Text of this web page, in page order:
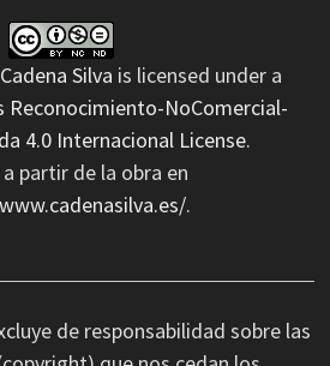
Cadena Silva is licensed under a
Reconocimiento-NoComercial-
4.0 Internacional License.
partir de la obra en
.
de responsabilidad sobre las